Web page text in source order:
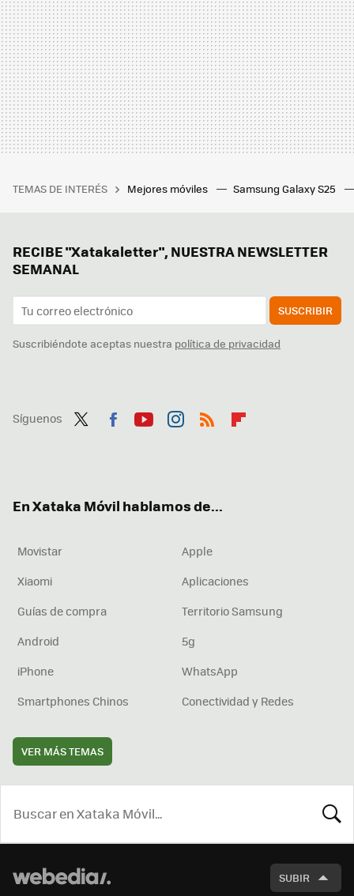
TEMAS DE INTERÉS Mejores móviles Samsung Galaxy S25
RECIBE "Xatakaletter", NUESTRA NEWSLETTER
SEMANAL
SUSCRIBIR
Suscribiéndote aceptas nuestra política de privacidad
Síguenos
En Xataka Móvil hablamos de...
Movistar
Apple
Xiaomi
Aplicaciones
Guías de compra
Territorio Samsung
Android
5g
iPhone
WhatsApp
Smartphones Chinos
Conectividad y Redes
VER MÁS TEMAS
SUBIR